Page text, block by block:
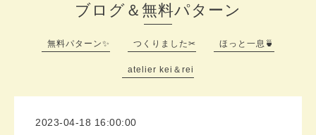
ブログ＆無料パターン
無料パターン✨ つくりました✂ ほっと一息🍵
atelier kei＆rei
2023-04-18 16:00:00